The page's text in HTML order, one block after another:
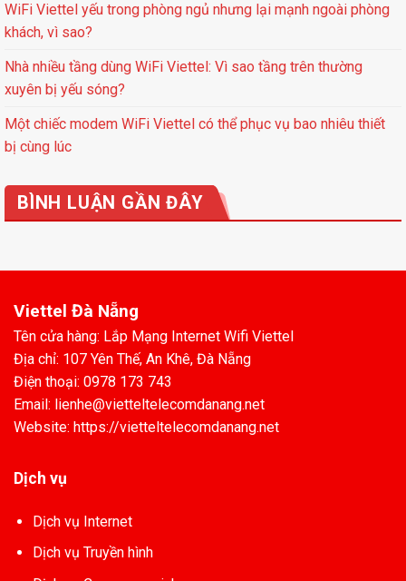
WiFi Viettel yếu trong phòng ngủ nhưng lại mạnh ngoài phòng
khách, vì sao?
Nhà nhiều tầng dùng WiFi Viettel: Vì sao tầng trên thường
xuyên bị yếu sóng?
Một chiếc modem WiFi Viettel có thể phục vụ bao nhiêu thiết
bị cùng lúc
BÌNH LUẬN GẦN ĐÂY
Viettel Đà Nẵng
Tên cửa hàng: Lắp Mạng Internet Wifi Viettel
Địa chỉ: 107 Yên Thế, An Khê, Đà Nẵng
Điện thoại: 0978 173 743
Email: lienhe@vietteltelecomdanang.net
Website: https://vietteltelecomdanang.net
Dịch vụ
Dịch vụ Internet
Dịch vụ Truyền hình